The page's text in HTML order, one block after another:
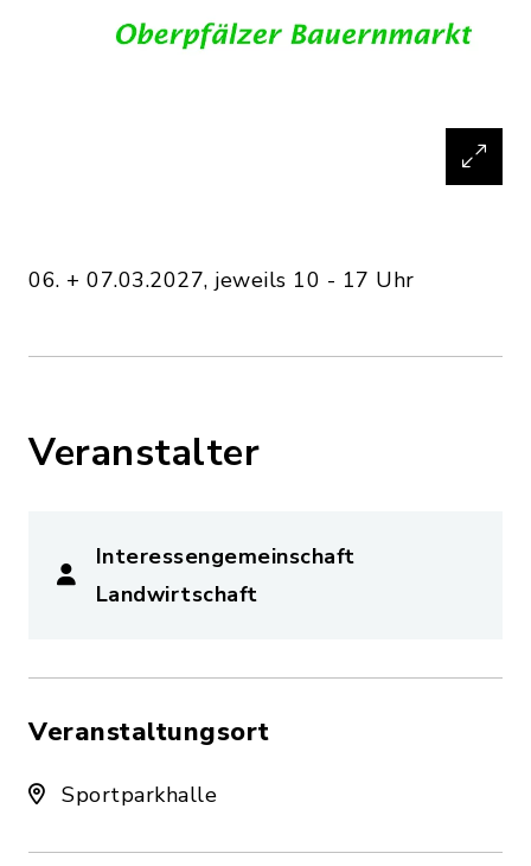
06. + 07.03.2027, jeweils 10 - 17 Uhr
Veranstalter
Interessengemeinschaft
Landwirtschaft
Veranstaltungsort
Sportparkhalle